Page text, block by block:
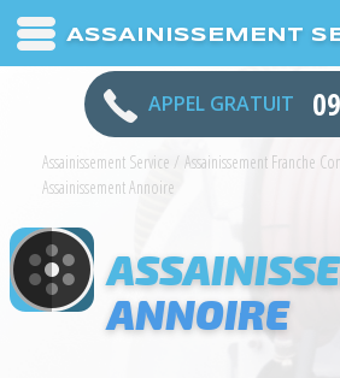
ASSAINISSEMENT
APPEL GRATUIT
Assainissement Service / Assainissement Franche
Assainissement Annoire
ANNOIRE